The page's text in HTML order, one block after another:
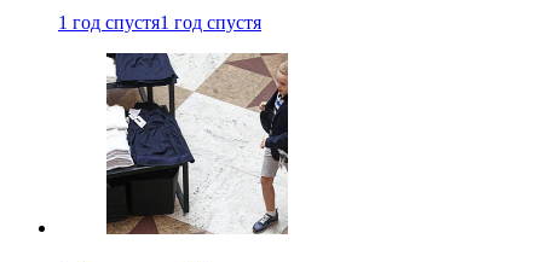
1 год спустя1 год спустя